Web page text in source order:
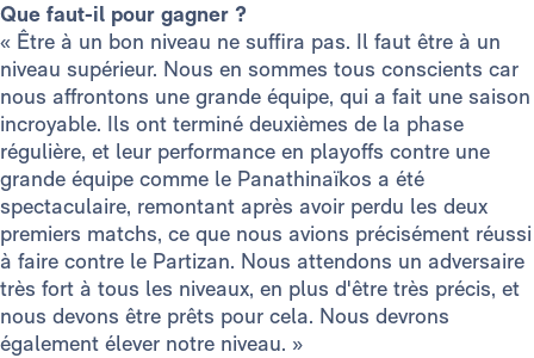
Que faut-il pour gagner ?
« Être à un bon niveau ne suffira pas. Il faut être à un
niveau supérieur. Nous en sommes tous conscients car
nous affrontons une grande équipe, qui a fait une saison
incroyable. Ils ont terminé deuxièmes de la phase
régulière, et leur performance en playoffs contre une
grande équipe comme le Panathinaïkos a été
spectaculaire, remontant après avoir perdu les deux
premiers matchs, ce que nous avions précisément réussi
à faire contre le Partizan. Nous attendons un adversaire
très fort à tous les niveaux, en plus d'être très précis, et
nous devons être prêts pour cela. Nous devrons
également élever notre niveau. »